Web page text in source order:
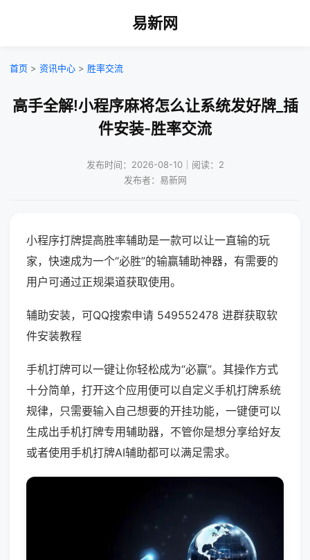
易新网
首页 > 资讯中心 > 胜率交流
高手全解!小程序麻将怎么让系统发好牌_插
件安装-胜率交流
发布时间：2026-08-10｜阅读：2
发布者：易新网
小程序打牌提高胜率辅助是一款可以让一直输的玩
家，快速成为一个“必胜”的输赢辅助神器，有需要的
用户可通过正规渠道获取使用。
辅助安装，可QQ搜索申请 549552478 进群获取软
件安装教程
手机打牌可以一键让你轻松成为“必赢”。其操作方式
十分简单，打开这个应用便可以自定义手机打牌系统
规律，只需要输入自己想要的开挂功能，一键便可以
生成出手机打牌专用辅助器，不管你是想分享给好友
或者使用手机打牌AI辅助都可以满足需求。